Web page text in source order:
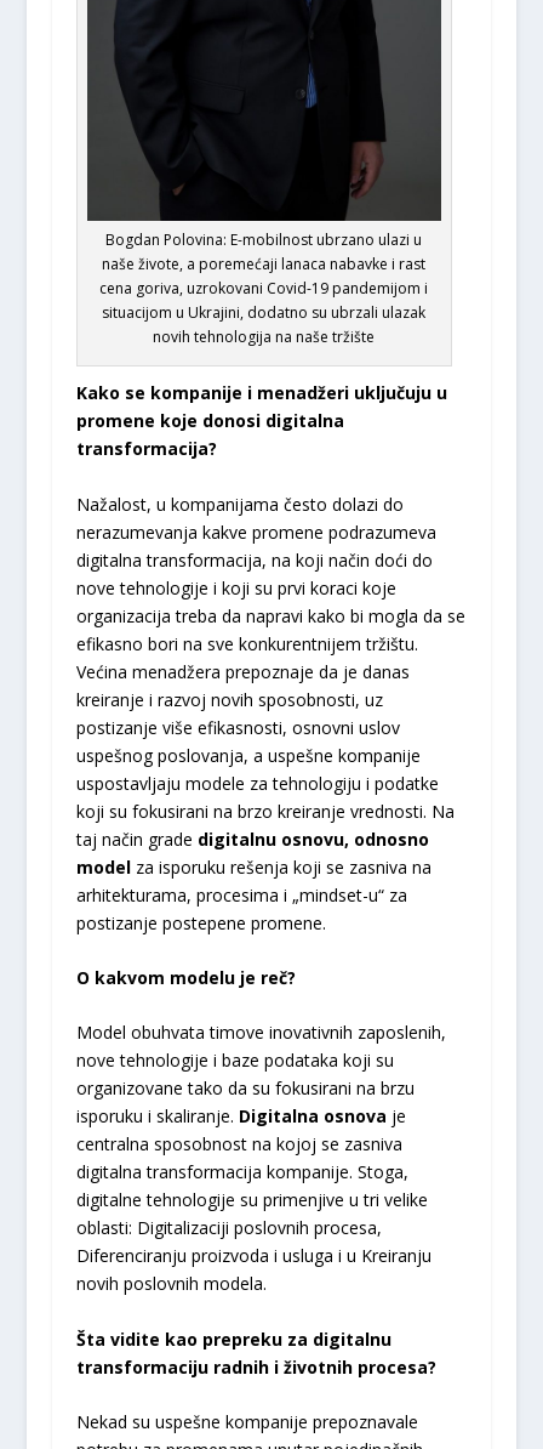
Bogdan Polovina: E-mobilnost ubrzano ulazi u
naše živote, a poremećaji lanaca nabavke i rast
cena goriva, uzrokovani Covid-19 pandemijom i
situacijom u Ukrajini, dodatno su ubrzali ulazak
novih tehnologija na naše tržište
Kako se kompanije i menadžeri uključuju u
promene koje donosi digitalna
transformacija?
Nažalost, u kompanijama često dolazi do
nerazumevanja kakve promene podrazumeva
digitalna transformacija, na koji način doći do
nove tehnologije i koji su prvi koraci koje
organizacija treba da napravi kako bi mogla da se
efikasno bori na sve konkurentnijem tržištu.
Većina menadžera prepoznaje da je danas
kreiranje i razvoj novih sposobnosti, uz
postizanje više efikasnosti, osnovni uslov
uspešnog poslovanja, a uspešne kompanije
uspostavljaju modele za tehnologiju i podatke
koji su fokusirani na brzo kreiranje vrednosti. Na
taj način grade digitalnu osnovu, odnosno
modelza isporuku rešenja koji se zasniva na
arhitekturama, procesima i „mindset-u“ za
postizanje postepene promene.
O kakvom modelu je reč?
Model obuhvata timove inovativnih zaposlenih,
nove tehnologije i baze podataka koji su
organizovane tako da su fokusirani na brzu
isporuku i skaliranje. Digitalna osnova je
centralna sposobnost na kojoj se zasniva
digitalna transformacija kompanije. Stoga,
digitalne tehnologije su primenjive u tri velike
oblasti: Digitalizaciji poslovnih procesa,
Diferenciranju proizvoda i usluga i u Kreiranju
novih poslovnih modela.
Šta vidite kao prepreku za digitalnu
transformaciju radnih i životnih procesa?
Nekad su uspešne kompanije prepoznavale